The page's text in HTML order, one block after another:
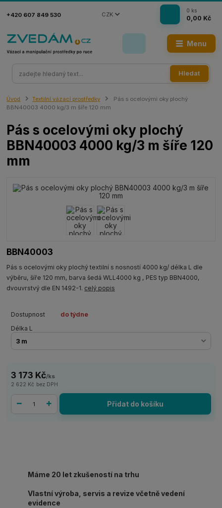
Menu
CZK
Hledat
+420 607 849 530
0 ks
0,00 Kč
Úvod Textilní vázací prostředky
Pás s ocelovými oky plochý
BBN40003 4000 kg/3 m šíře 120 mm
Pás s ocelovými oky plochý
BBN40003 4000 kg/3 m šíře 120
mm
BBN40003
Pás s ocelovými oky plochý textilní s nosností 4000 kg/ délka L dle
výběru, šíře 120 mm, barva šedá WLL4000 kg , PES typ BBN4000,
dvouvrstvý dle EN 1492-1. celý popis
Dostupnost
do týdne
Délka L
3 173 Kč/ks
2 622 Kč bez DPH
Přidat do košíku
Máme 20 let zkušeností na trhu
Vlastní výroba, servis a revize včetně vedení
evidence